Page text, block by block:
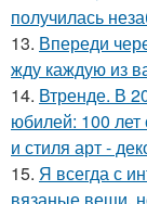
получилась
13. Впереди
жду каждую из
14. Втренде. В
юбилей: 100
и стиля арт -
15. Я всегда с
вязаные вещи,